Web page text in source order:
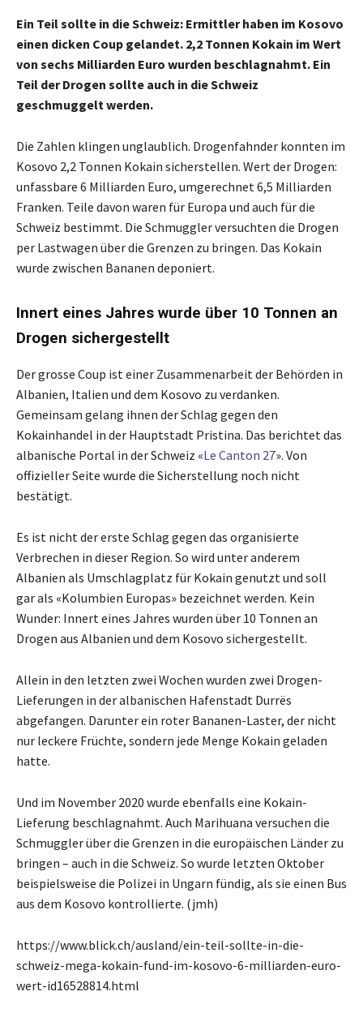
Ein Teil sollte in die Schweiz: Ermittler haben im Kosovo
einen dicken Coup gelandet. 2,2 Tonnen Kokain im Wert
von sechs Milliarden Euro wurden beschlagnahmt. Ein
Teil der Drogen sollte auch in die Schweiz
geschmuggelt werden.
Die Zahlen klingen unglaublich. Drogenfahnder konnten im
Kosovo 2,2 Tonnen Kokain sicherstellen. Wert der Drogen:
unfassbare 6 Milliarden Euro, umgerechnet 6,5 Milliarden
Franken. Teile davon waren für Europa und auch für die
Schweiz bestimmt. Die Schmuggler versuchten die Drogen
per Lastwagen über die Grenzen zu bringen. Das Kokain
wurde zwischen Bananen deponiert.
Innert eines Jahres wurde über 10 Tonnen an
Drogen sichergestellt
Der grosse Coup ist einer Zusammenarbeit der Behörden in
Albanien, Italien und dem Kosovo zu verdanken.
Gemeinsam gelang ihnen der Schlag gegen den
Kokainhandel in der Hauptstadt Pristina. Das berichtet das
albanische Portal in der Schweiz «Le Canton 27». Von
offizieller Seite wurde die Sicherstellung noch nicht
bestätigt.
Es ist nicht der erste Schlag gegen das organisierte
Verbrechen in dieser Region. So wird unter anderem
Albanien als Umschlagplatz für Kokain genutzt und soll
gar als «Kolumbien Europas» bezeichnet werden. Kein
Wunder: Innert eines Jahres wurden über 10 Tonnen an
Drogen aus Albanien und dem Kosovo sichergestellt.
Allein in den letzten zwei Wochen wurden zwei Drogen-
Lieferungen in der albanischen Hafenstadt Durrës
abgefangen. Darunter ein roter Bananen-Laster, der nicht
nur leckere Früchte, sondern jede Menge Kokain geladen
hatte.
Und im November 2020 wurde ebenfalls eine Kokain-
Lieferung beschlagnahmt. Auch Marihuana versuchen die
Schmuggler über die Grenzen in die europäischen Länder zu
bringen – auch in die Schweiz. So wurde letzten Oktober
beispielsweise die Polizei in Ungarn fündig, als sie einen Bus
aus dem Kosovo kontrollierte. (jmh)
https://www.blick.ch/ausland/ein-teil-sollte-in-die-
schweiz-mega-kokain-fund-im-kosovo-6-milliarden-euro-
wert-id16528814.html